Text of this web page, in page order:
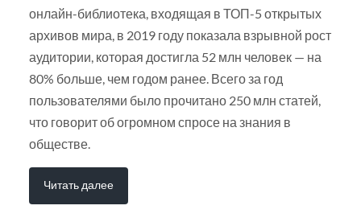
онлайн-библиотека, входящая в ТОП-5 открытых
архивов мира, в 2019 году показала взрывной рост
аудитории, которая достигла 52 млн человек — на
80% больше, чем годом ранее. Всего за год
пользователями было прочитано 250 млн статей,
что говорит об огромном спросе на знания в
обществе.
Читать далее